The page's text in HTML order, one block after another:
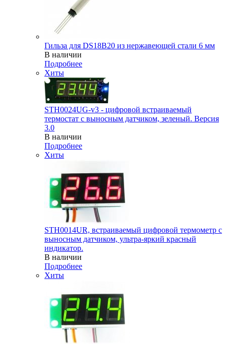
Гильза для DS18B20 из нержавеющей стали 6 мм
В наличии
Подробнее
Хиты
STH0024UG-v3 - цифровой встраиваемый
термостат с выносным датчиком, зеленый. Версия
3.0
В наличии
Подробнее
Хиты
STH0014UR, встраиваемый цифровой термометр с
выносным датчиком, ультра-яркий красный
индикатор.
В наличии
Подробнее
Хиты